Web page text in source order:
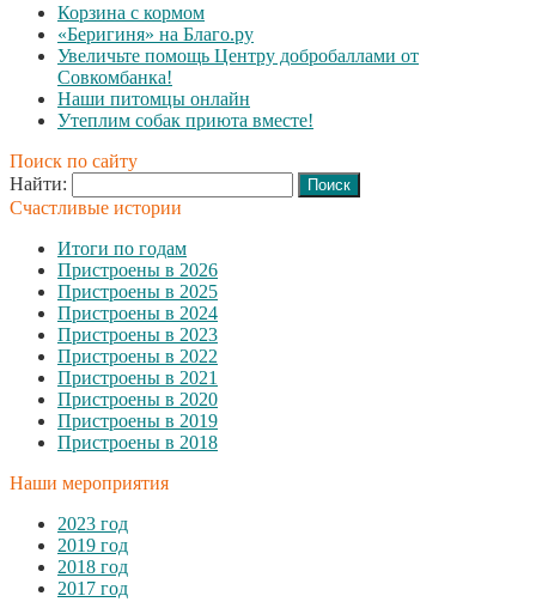
Корзина с кормом
«Беригиня» на Благо.ру
Увеличьте помощь Центру добробаллами от
Совкомбанка!
Наши питомцы онлайн
Утеплим собак приюта вместе!
Поиск по сайту
Найти:
Счастливые истории
Итоги по годам
Пристроены в 2026
Пристроены в 2025
Пристроены в 2024
Пристроены в 2023
Пристроены в 2022
Пристроены в 2021
Пристроены в 2020
Пристроены в 2019
Пристроены в 2018
Наши мероприятия
2023 год
2019 год
2018 год
2017 год